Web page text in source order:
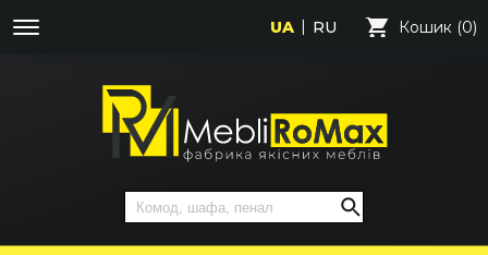
UA RU Кошик (0)